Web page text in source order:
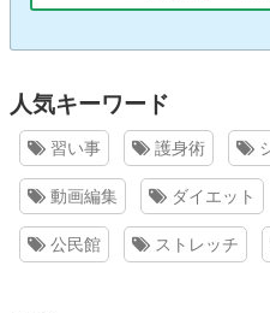
人気キーワード
習い事 護身術
動画編集 ダイエット
公民館 ストレッチ